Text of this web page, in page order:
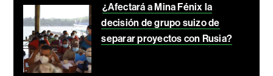
¿Afectará a Mina Fénix la
decisión de grupo suizo de
separar proyectos con Rusia?